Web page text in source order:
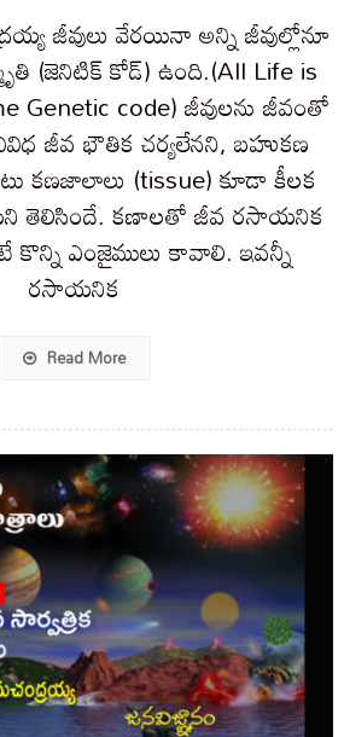
జీవులు వేరయినా అన్ని జీవుల్లోనూ
(జెనిటిక్ కోడ్) ఉంది.(All Life is
Genetic code) జీవులను జీవంతో
జీవ భౌతిక చర్యలేనని, బహుకణ
కణజాలాలు (tissue) కూడా కీలక
తెలిసిందే. కణాలతో జీవ రసాయనిక
కొన్ని ఎంజైములు కావాలి. ఇవన్నీ
రసాయనిక
Read More